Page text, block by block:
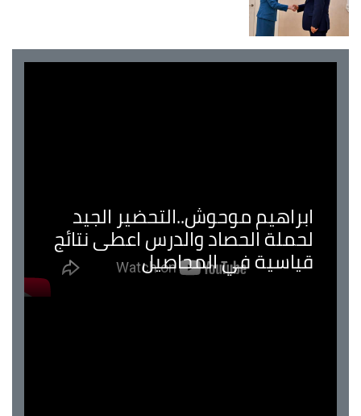
ابراهيم موحوش..التحضير الجيد
لحملة الحصاد والدرس اعطى نتائج
قياسية في المحاصيل